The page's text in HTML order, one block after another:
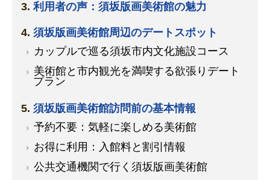
利用者の声：須坂版画美術館の魅力
須坂版画美術館周辺のデートスポット
カップルで巡る須坂市内文化施設コース
美術館と市内観光を満喫する欲張りデート
プラン
須坂版画美術館訪問前の基本情報
予約不要：気軽に楽しめる美術館
お得に利用：入館料と割引情報
公共交通機関で行く須坂版画美術館